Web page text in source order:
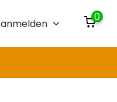
anmelden
0